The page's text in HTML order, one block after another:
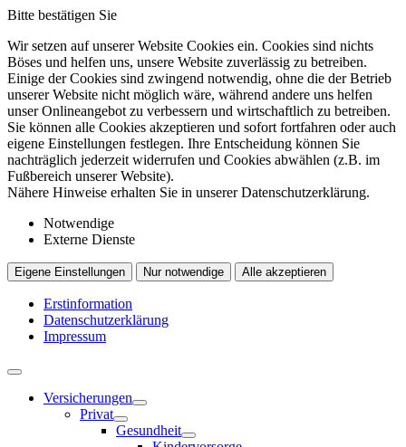
Bitte bestätigen Sie
Wir setzen auf unserer Website Cookies ein. Cookies sind nichts
Böses und helfen uns, unsere Website zuverlässig zu betreiben.
Einige der Cookies sind zwingend notwendig, ohne die der Betrieb
unserer Website nicht möglich wäre, während andere uns helfen
unser Onlineangebot zu verbessern und wirtschaftlich zu betreiben.
Sie können alle Cookies akzeptieren und sofort fortfahren oder auch
eigene Einstellungen festlegen. Ihre Entscheidung können Sie
nachträglich jederzeit widerrufen und Cookies abwählen (z.B. im
Fußbereich unserer Website).
Nähere Hinweise erhalten Sie in unserer Datenschutzerklärung.
Notwendige
Externe Dienste
Eigene Einstellungen Nur notwendige Alle akzeptieren
Erstinformation
Datenschutzerklärung
Impressum
Versicherungen
Privat
Gesundheit